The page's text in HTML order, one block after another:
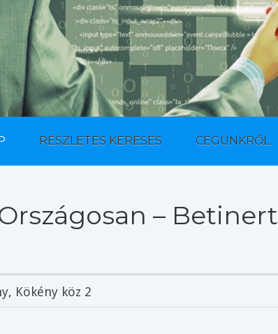
RÉSZLETES KERESÉS CÉGÜNKRŐL
– Betinert
, Kökény köz 2